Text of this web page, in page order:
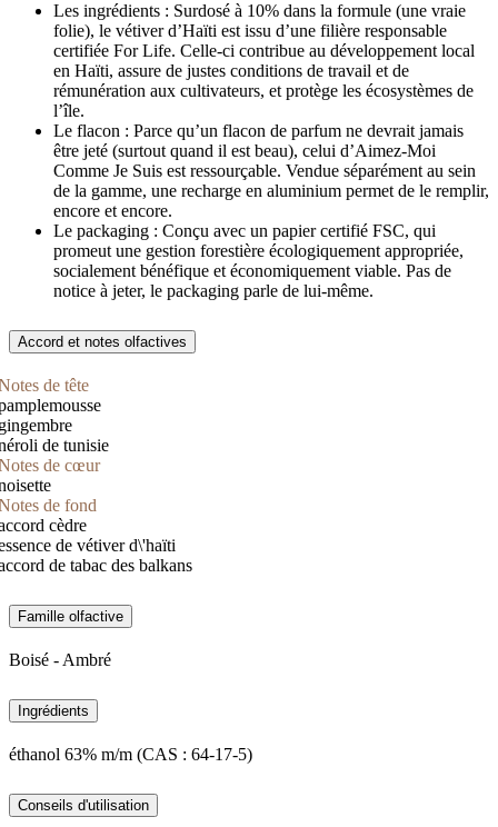
Les ingrédients : Surdosé à 10% dans la formule (une vraie
folie), le vétiver d’Haïti est issu d’une filière responsable
certifiée For Life. Celle-ci contribue au développement local
en Haïti, assure de justes conditions de travail et de
rémunération aux cultivateurs, et protège les écosystèmes de
l’île.
Le flacon : Parce qu’un flacon de parfum ne devrait jamais
être jeté (surtout quand il est beau), celui d’Aimez-Moi
Comme Je Suis est ressourçable. Vendue séparément au sein
de la gamme, une recharge en aluminium permet de le remplir,
encore et encore.
Le packaging : Conçu avec un papier certifié FSC, qui
promeut une gestion forestière écologiquement appropriée,
socialement bénéfique et économiquement viable. Pas de
notice à jeter, le packaging parle de lui-même.
Accord et notes olfactives
de tête
de tunisie
de cœur
de fond
cèdre
de vétiver d\'haïti
de tabac des balkans
Famille olfactive
Boisé - Ambré
Ingrédients
éthanol 63% m/m (CAS : 64-17-5)
Conseils d'utilisation